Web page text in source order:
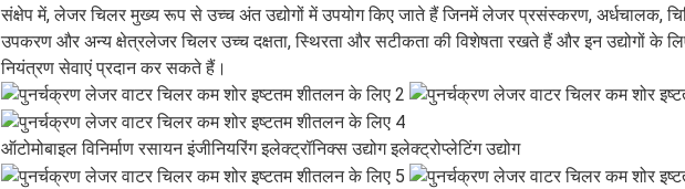
संक्षेप में, लेजर चिलर मुख्य रूप से उच्च अंत उद्योगों में उपयोग किए जाते हैं जिनमें लेजर प्रसंस्करण, अर्धचालक,
उपकरण और अन्य क्षेत्रलेजर चिलर उच्च दक्षता, स्थिरता और सटीकता की विशेषता रखते हैं और इन उद्योगों के
नियंत्रण सेवाएं प्रदान कर सकते हैं।
ऑटोमोबाइल विनिर्माण रसायन इंजीनियरिंग इलेक्ट्रॉनिक्स उद्योग इलेक्ट्रोप्लेटिंग उद्योग